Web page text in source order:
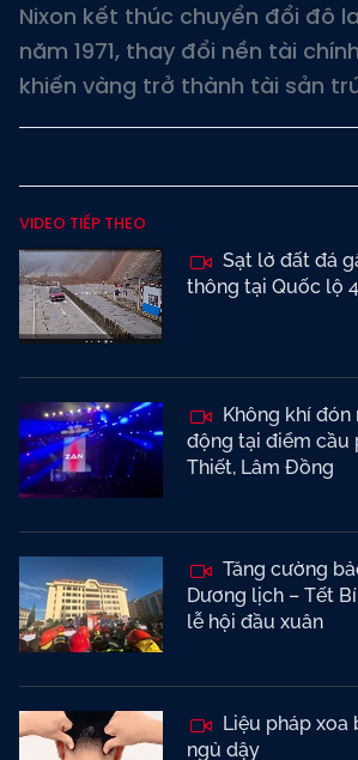
Nixon kết thúc chuyển đổi đô
năm 1971, thay đổi nền tài
khiến vàng trở thành tài sản
VIDEO TIẾP THEO
Sạt lở đất đá
thông tại Quốc lộ
Không khí đón
động tại điểm cầu
Thiết, Lâm Đồng
Tăng cường
Dương lịch – Tết
lễ hội đầu xuân
Liệu pháp xoa
ngủ dậy